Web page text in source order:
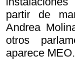
partir de
Andrea
otros
aparece MEO.